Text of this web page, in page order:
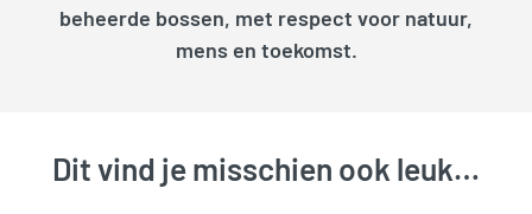
beheerde bossen, met respect voor natuur,
mens en toekomst.
Dit vind je misschien ook leuk…